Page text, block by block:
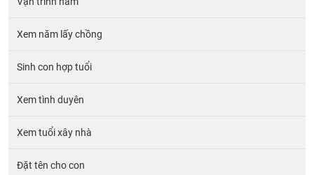
Xem năm lấy chồng
Sinh con hợp tuổi
Xem tình duyên
Xem tuổi xây nhà
Đặt tên cho con